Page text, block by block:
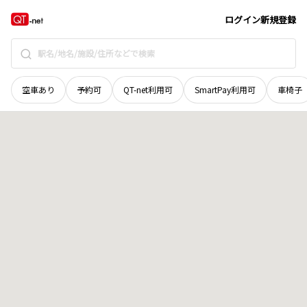
ログイン新規登録
空車あり 予約可 QT-net利用可 SmartPay利用可 車椅子
島根県